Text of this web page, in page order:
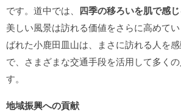
です。道中では、 四季の移ろいを肌で感じ
美しい風景は訪れる価値をさらに高めて
ばれた小鹿田皿山は、まさに訪れる人を
で、さまざまな交通手段を活用して多く
す。
地域振興への貢献